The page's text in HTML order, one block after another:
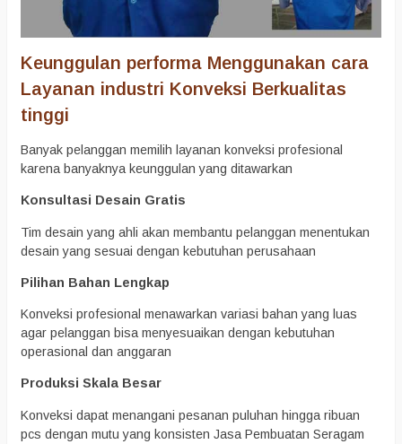
Keunggulan performa Menggunakan cara
Layanan industri Konveksi Berkualitas
tinggi
Banyak pelanggan memilih layanan konveksi profesional
karena banyaknya keunggulan yang ditawarkan
Konsultasi Desain Gratis
Tim desain yang ahli akan membantu pelanggan menentukan
desain yang sesuai dengan kebutuhan perusahaan
Pilihan Bahan Lengkap
Konveksi profesional menawarkan variasi bahan yang luas
agar pelanggan bisa menyesuaikan dengan kebutuhan
operasional dan anggaran
Produksi Skala Besar
Konveksi dapat menangani pesanan puluhan hingga ribuan
pcs dengan mutu yang konsisten Jasa Pembuatan Seragam